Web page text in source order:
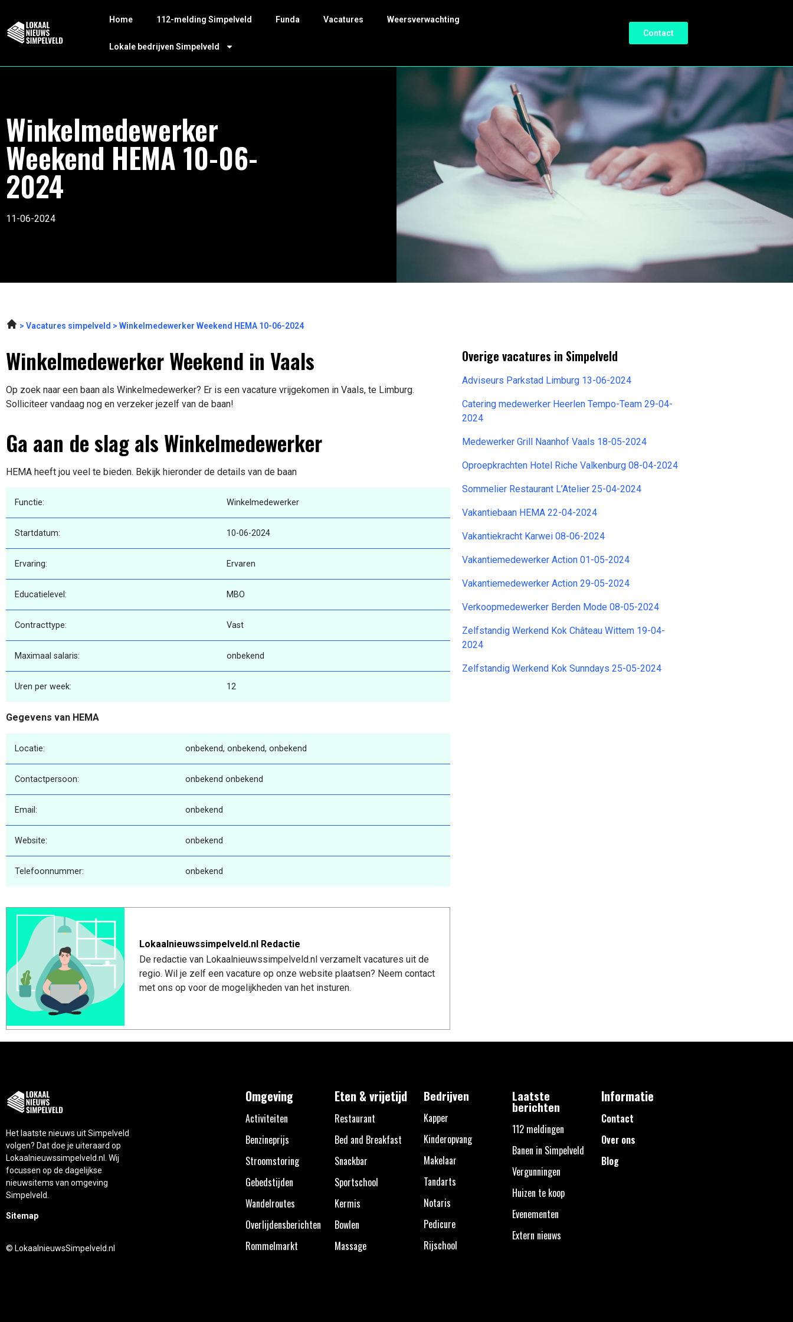
Home 112-melding Simpelveld Funda Vacatures Weersverwachting
Lokale bedrijven Simpelveld
Contact
Winkelmedewerker
Weekend HEMA 10-06-
2024
11-06-2024
Vacatures simpelveld Winkelmedewerker Weekend HEMA 10-06-2024
Winkelmedewerker Weekend in Vaals
Op zoek naar een baan als Winkelmedewerker? Er is een vacature vrijgekomen in Vaals, te Limburg.
Solliciteer vandaag nog en verzeker jezelf van de baan!
Ga aan de slag als Winkelmedewerker
HEMA heeft jou veel te bieden. Bekijk hieronder de details van de baan
Functie: Winkelmedewerker
Startdatum: 10-06-2024
Ervaring: Ervaren
Educatielevel: MBO
Contracttype: Vast
Maximaal salaris: onbekend
Uren per week: 12
Gegevens van HEMA
Locatie: onbekend, onbekend, onbekend
Contactpersoon: onbekend onbekend
Email: onbekend
Website: onbekend
Telefoonnummer: onbekend
Lokaalnieuwssimpelveld.nl Redactie
De redactie van Lokaalnieuwssimpelveld.nl verzamelt vacatures uit de
regio. Wil je zelf een vacature op onze website plaatsen? Neem contact
met ons op voor de mogelijkheden van het insturen.
Overige vacatures in Simpelveld
Adviseurs Parkstad Limburg 13-06-2024
Catering medewerker Heerlen Tempo-Team 29-04-
2024
Medewerker Grill Naanhof Vaals 18-05-2024
Oproepkrachten Hotel Riche Valkenburg 08-04-2024
Sommelier Restaurant L’Atelier 25-04-2024
Vakantiebaan HEMA 22-04-2024
Vakantiekracht Karwei 08-06-2024
Vakantiemedewerker Action 01-05-2024
Vakantiemedewerker Action 29-05-2024
Verkoopmedewerker Berden Mode 08-05-2024
Zelfstandig Werkend Kok Château Wittem 19-04-
2024
Zelfstandig Werkend Kok Sunndays 25-05-2024
Het laatste nieuws uit Simpelveld
volgen? Dat doe je uiteraard op
Lokaalnieuwssimpelveld.nl. Wij
focussen op de dagelijkse
nieuwsitems van omgeving
Simpelveld.
Sitemap
© LokaalnieuwsSimpelveld.nl
Omgeving
Activiteiten
Benzineprijs
Stroomstoring
Gebedstijden
Wandelroutes
Overlijdensberichten
Rommelmarkt
Eten & vrijetijd
Restaurant
Bed and Breakfast
Snackbar
Sportschool
Kermis
Bowlen
Massage
Bedrijven
Kapper
Kinderopvang
Makelaar
Tandarts
Notaris
Pedicure
Rijschool
Laatste
berichten
112 meldingen
Banen in Simpelveld
Vergunningen
Huizen te koop
Evenementen
Extern nieuws
Informatie
Contact
Over ons
Blog